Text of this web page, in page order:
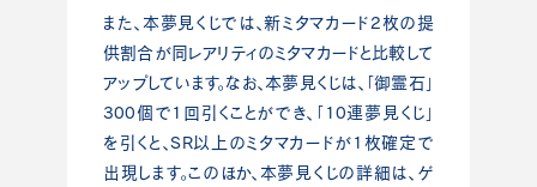
また、本夢見くじでは、新ミタマカード2枚の提
供割合が同レアリティのミタマカードと比較して
アップしています。なお、本夢見くじは、「御霊石」
300個で1回引くことができ、「10連夢見くじ」
を引くと、SR以上のミタマカードが1枚確定で
出現します。このほか、本夢見くじの詳細は、ゲ